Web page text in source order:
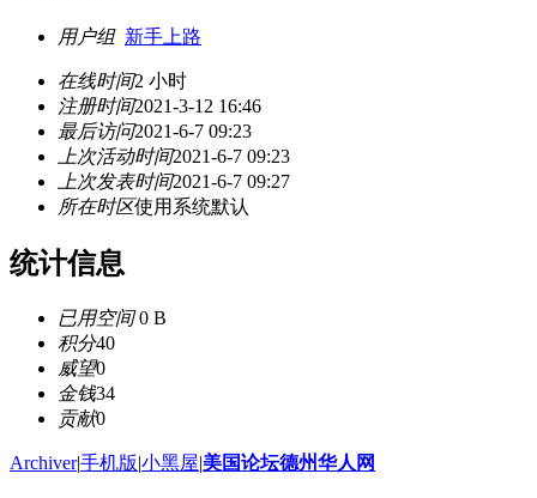
用户组 新手上路
在线时间2 小时
注册时间2021-3-12 16:46
最后访问2021-6-7 09:23
上次活动时间2021-6-7 09:23
上次发表时间2021-6-7 09:27
所在时区使用系统默认
统计信息
已用空间0 B
积分40
威望0
金钱34
贡献0
Archiver|手机版|小黑屋|美国论坛德州华人网